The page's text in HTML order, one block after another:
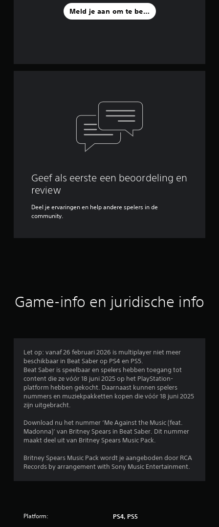
Meld je aan om te beoordelen
Geef als eerste een beoordeling en
review
Deel je ervaringen en help andere spelers in de
community.
Game-info en juridische info
Let op: vanaf 26 februari 2026 is multiplayer niet meer
beschikbaar in Beat Saber op PS4 en PS5.
Beat Saber is speelbaar en spelers hebben toegang tot
content die ze vóór 18 juni 2025 op het PlayStation-
platform hebben gekocht. Daarnaast kunnen spelers
nummers en muziekpakketten kopen die vóór 18 juni 2025
zijn uitgebracht.
Download nu het nummer ‘Me Against the Music (feat.
Madonna)’ van Britney Spears in Beat Saber. Dit nummer
maakt deel uit van Britney Spears Music Pack.
Britney Spears Music Pack wordt je aangeboden door RCA
Records by arrangement with Sony Music Entertainment.
Platform: PS4, PS5